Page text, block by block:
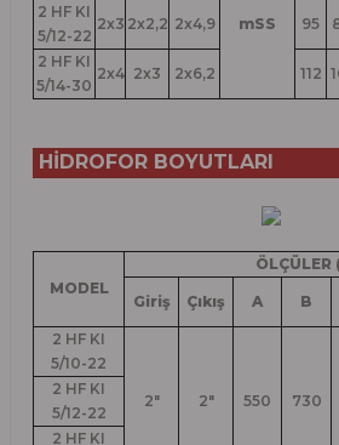
mSS
2 HF KI
5/12-22
2x3 2x2,2 2x4,9 95
2 HF KI
5/14-30
2x4 2x3 2x6,2 112
HİDROFOR BOYUTLARI
MODEL
ÖLÇÜLER
Giriş Çıkış A B
2 HF KI
5/10-22
2" 2" 550 730
2 HF KI
5/12-22
2 HF KI